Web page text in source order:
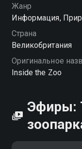
зоопарка вы
хорошем HD
Жанр
Информация,
Страна
Великобритания
Оригинальное
Inside the Zoo
Эфиры: